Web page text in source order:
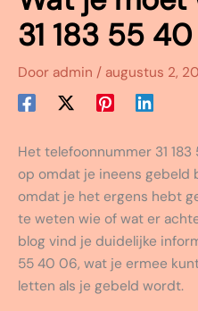
31 183 55
Door admin / augustus 2,
Het telefoonnummer 31
op omdat je ineens
omdat je het ergens hebt
te weten wie of wat er
blog vind je duidelijke
55 40 06, wat je ermee
letten als je gebeld wordt.